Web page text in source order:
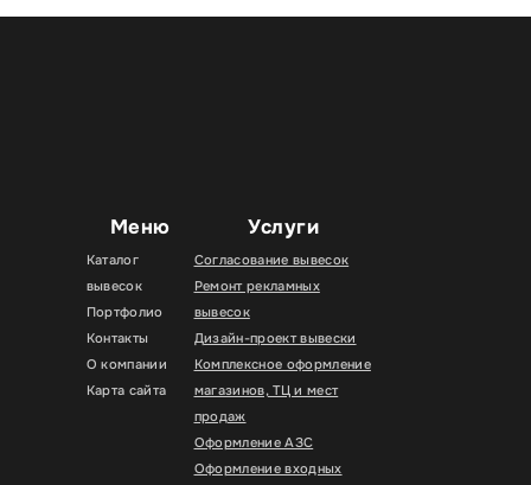
Меню
Каталог
вывесок
Портфолио
Контакты
О компании
Карта сайта
Услуги
Согласование вывесок
Ремонт рекламных
вывесок
Дизайн-проект вывески
Комплексное оформление
магазинов, ТЦ и мест
продаж
Оформление АЗС
Оформление входных